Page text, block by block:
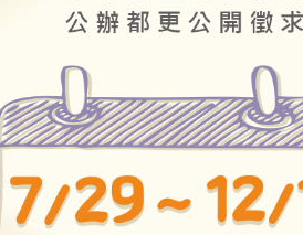
駐地工作站 社會住宅